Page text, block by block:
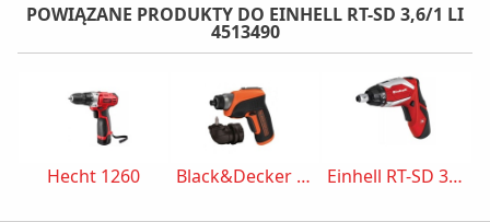
POWIĄZANE PRODUKTY DO EINHELL RT-SD 3,6/1 LI
4513490
Hecht 1260 Black&Decker CS3652LC Einhell RT-SD 3,6/1 Li 4513490